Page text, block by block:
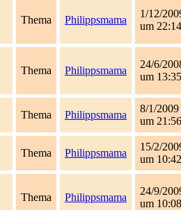
Thema Philippsmama
1/12/
um 22:14
Thema Philippsmama
24/6/
um 13:35
Thema Philippsmama
8/1/2009
um 21:56
Thema Philippsmama
15/2/
um 10:42
Thema Philippsmama
24/9/
um 10:08